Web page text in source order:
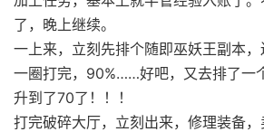
了，晚上继续。
一上来，立刻先排个随即巫妖王副本，
一圈打完，90%……好吧，又去排了一
升到了70了！！！
打完破碎大厅，立刻出来，修理装备